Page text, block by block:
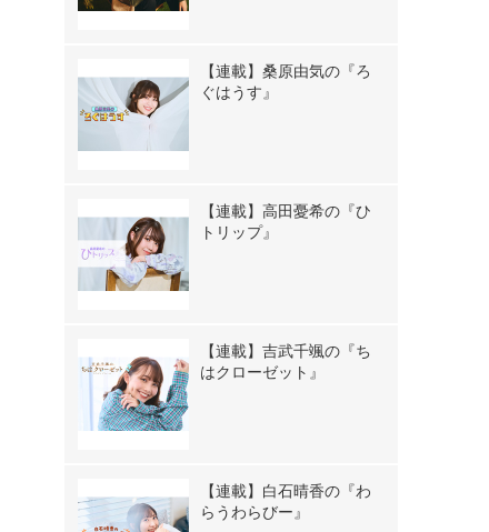
【連載】桑原由気の『ろ
ぐはうす』
【連載】高田憂希の『ひ
トリップ』
【連載】吉武千颯の『ち
はクローゼット』
【連載】白石晴香の『わ
らうわらびー』